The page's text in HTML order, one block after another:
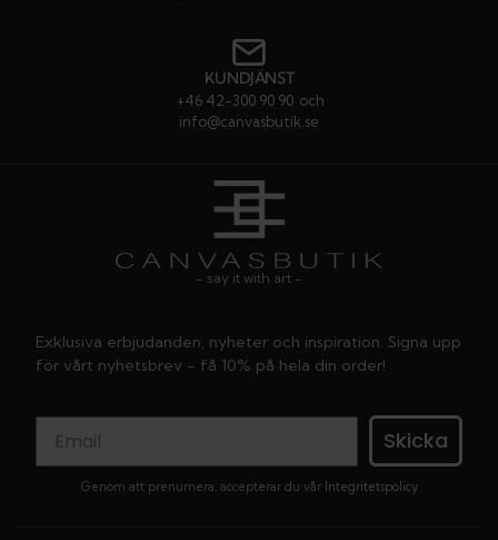
KUNDJÄNST
+46 42-300 90 90 och
info@canvasbutik.se
- say it with art -
Exklusiva erbjudanden, nyheter och inspiration. Signa upp
för vårt nyhetsbrev - få 10% på hela din order!
Skicka
Genom att prenumera, accepterar du vår Integritetspolicy